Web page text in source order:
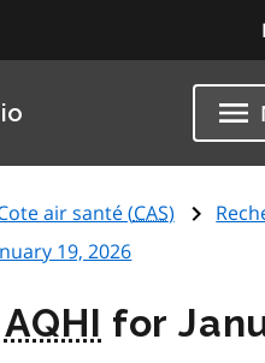
air santé (CAS)
19, 2026
AQHI for